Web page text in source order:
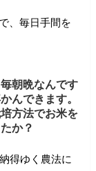
、毎日手間を
朝晩なんです
んできます。
方法でお米を
か？
得ゆく農法に